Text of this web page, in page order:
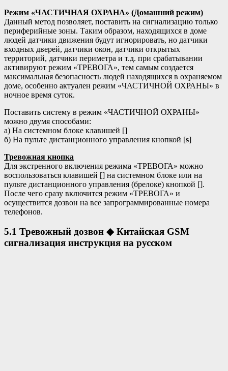
Режим «ЧАСТИЧНАЯ ОХРАНА» (Домашний режим)
Данный метод позволяет, поставить на сигнализацию только
периферийные зоны. Таким образом, находящихся в доме
людей датчики движения будут игнорировать, но датчики
входных дверей, датчики окон, датчики открытых
территорий, датчики периметра и т.д. при срабатывании
активируют режим «ТРЕВОГА», тем самым создается
максимальная безопасность людей находящихся в охраняемом
доме, особенно актуален режим «ЧАСТИЧНОЙ ОХРАНЫ» в
ночное время суток.
Поставить систему в режим «ЧАСТИЧНОЙ ОХРАНЫ»
можно двумя способами:
а) На системном блоке клавишей []
б) На пульте дистанционного управления кнопкой [s]
Тревожная кнопка
Для экстренного включения режима «ТРЕВОГА» можно
воспользоваться клавишей [] на системном блоке или на
пульте дистанционного управления (брелоке) кнопкой [].
После чего сразу включится режим «ТРЕВОГА» и
осуществится дозвон на все запрограммированные номера
телефонов.
5.1 Тревожный дозвон ◆Китайская GSM
сигнализация инструкция на русском